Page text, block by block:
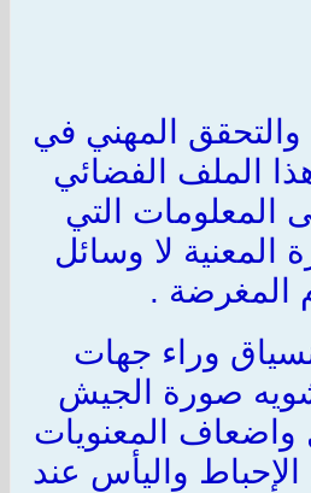
والتحقق المهني في
الملف الفضائي
المعلومات التي
المعنية لا وسائل
المغرضة .
وراء جهات
صورة الجيش
واضعاف المعنويات
واليأس عند